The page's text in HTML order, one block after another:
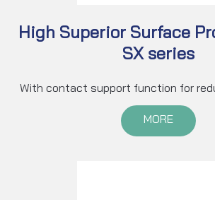
High Superior Surface
SX series
With contact support function for
MORE